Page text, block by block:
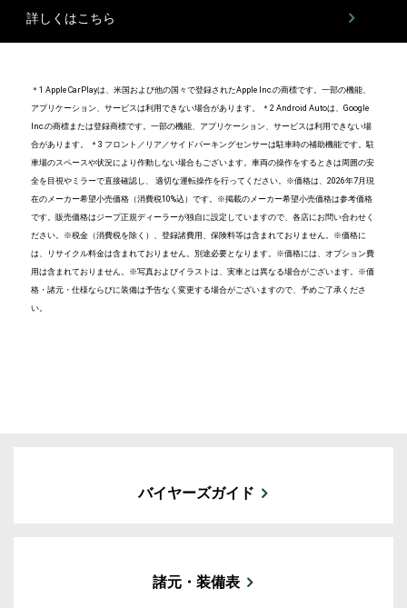
詳しくはこちら
＊1 Apple CarPlayは、米国および他の国々で登録されたApple Inc.の商標です。一部の機能、
アプリケーション、サービスは利用できない場合があります。
＊2 Android Autoは、Google
Inc.の商標または登録商標です。一部の機能、アプリケーション、サービスは利用できない場
合があります。
＊3 フロント／リア／サイドパーキングセンサーは駐車時の補助機能です。駐
車場のスペースや状況により作動しない場合もございます。車両の操作をするときは周囲の安
全を目視やミラーで直接確認し、 適切な運転操作を行ってください。 ※価格は、2026年7月現
在のメーカー希望小売価格（消費税10%込）です。※掲載のメーカー希望小売価格は参考価格
です。販売価格はジープ正規ディーラーが独自に設定していますので、各店にお問い合わせく
ださい。※税金（消費税を除く）、登録諸費用、保険料等は含まれておりません。※価格に
は、リサイクル料金は含まれておりません。別途必要となります。※価格には、オプション費
用は含まれておりません。※写真およびイラストは、実車とは異なる場合がございます。※価
格・諸元・仕様ならびに装備は予告なく変更する場合がございますので、予めご了承くださ
い。
バイヤーズガイド
諸元・装備表